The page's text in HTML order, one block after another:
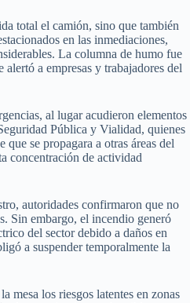
total el camión, sino que también
en las inmediaciones,
La columna de humo fue
a empresas y trabajadores del
al lugar acudieron elementos
Pública y Vialidad, quienes
se propagara a otras áreas del
concentración de actividad
autoridades confirmaron que no
Sin embargo, el incendio generó
del sector debido a daños en
a suspender temporalmente la
mesa los riesgos latentes en zonas